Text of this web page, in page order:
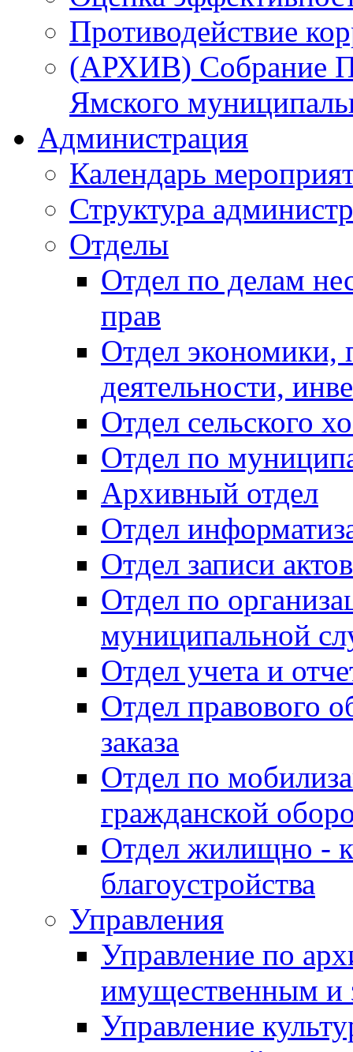
Противодействие
(АРХИВ) Собрание
Ямского
Администрация
Календарь
Структура
Отделы
Отдел по делам
прав
Отдел экономики,
деятельности,
Отдел сельского
Отдел по
Архивный отдел
Отдел
Отдел записи
Отдел по
муниципальной
Отдел учета и
Отдел правового
заказа
Отдел по
гражданской
Отдел жилищно -
благоустройства
Управления
Управление по
имущественным и
Управление